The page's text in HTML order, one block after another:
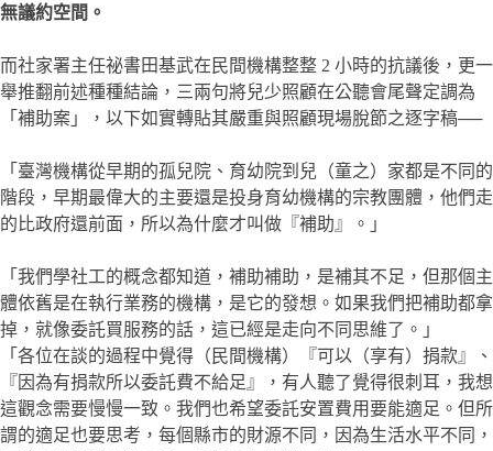
無議約空間。
而社家署主任祕書田基武在民間機構整整 2 小時的抗議後，更一
舉推翻前述種種結論，三兩句將兒少照顧在公聽會尾聲定調為
「補助案」，以下如實轉貼其嚴重與照顧現場脫節之逐字稿──
「臺灣機構從早期的孤兒院、育幼院到兒（童之）家都是不同的
階段，早期最偉大的主要還是投身育幼機構的宗教團體，他們走
的比政府還前面，所以為什麼才叫做『補助』。」
「我們學社工的概念都知道，補助補助，是補其不足，但那個主
體依舊是在執行業務的機構，是它的發想。如果我們把補助都拿
掉，就像委託買服務的話，這已經是走向不同思維了。」
「各位在談的過程中覺得（民間機構）『可以（享有）捐款』、
『因為有捐款所以委託費不給足』，有人聽了覺得很刺耳，我想
這觀念需要慢慢一致。我們也希望委託安置費用要能適足。但所
謂的適足也要思考，每個縣市的財源不同，因為生活水平不同，